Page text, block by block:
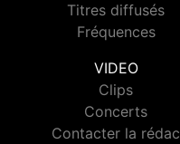
Titres diffusés
Fréquences
VIDEO
Clips
Concerts
Contacter la rédac